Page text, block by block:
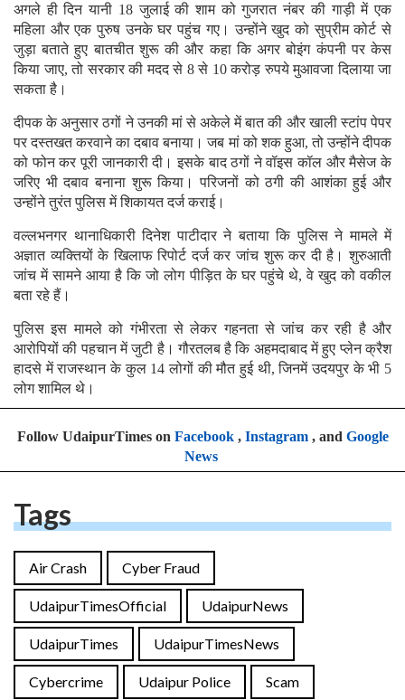
अगले ही दिन यानी 18 जुलाई की शाम को गुजरात नंबर की गाड़ी में एक
महिला और एक पुरुष उनके घर पहुंच गए। उन्होंने खुद को सुप्रीम कोर्ट से
जुड़ा बताते हुए बातचीत शुरू की और कहा कि अगर बोइंग कंपनी पर केस
किया जाए, तो सरकार की मदद से 8 से 10 करोड़ रुपये मुआवजा दिलाया जा
सकता है।
दीपक के अनुसार ठगों ने उनकी मां से अकेले में बात की और खाली स्टांप पेपर
पर दस्तखत करवाने का दबाव बनाया। जब मां को शक हुआ, तो उन्होंने दीपक
को फोन कर पूरी जानकारी दी। इसके बाद ठगों ने वॉइस कॉल और मैसेज के
जरिए भी दबाव बनाना शुरू किया। परिजनों को ठगी की आशंका हुई और
उन्होंने तुरंत पुलिस में शिकायत दर्ज कराई।
वल्लभनगर थानाधिकारी दिनेश पाटीदार ने बताया कि पुलिस ने मामले में
अज्ञात व्यक्तियों के खिलाफ रिपोर्ट दर्ज कर जांच शुरू कर दी है। शुरुआती
जांच में सामने आया है कि जो लोग पीड़ित के घर पहुंचे थे, वे खुद को वकील
बता रहे हैं।
पुलिस इस मामले को गंभीरता से लेकर गहनता से जांच कर रही है और
आरोपियों की पहचान में जुटी है। गौरतलब है कि अहमदाबाद में हुए प्लेन क्रैश
हादसे में राजस्थान के कुल 14 लोगों की मौत हुई थी, जिनमें उदयपुर के भी 5
लोग शामिल थे।
Follow UdaipurTimes on Facebook, Instagram, and Google
News
Tags
Air Crash Cyber Fraud
UdaipurTimesOfficial UdaipurNews
UdaipurTimes UdaipurTimesNews
Cybercrime Udaipur Police Scam